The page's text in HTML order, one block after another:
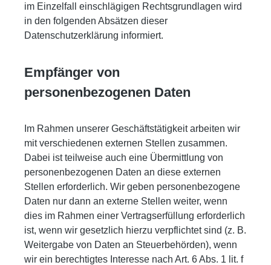
im Einzelfall einschlägigen Rechtsgrundlagen wird
in den folgenden Absätzen dieser
Datenschutzerklärung informiert.
Empfänger von
personenbezogenen Daten
Im Rahmen unserer Geschäftstätigkeit arbeiten wir
mit verschiedenen externen Stellen zusammen.
Dabei ist teilweise auch eine Übermittlung von
personenbezogenen Daten an diese externen
Stellen erforderlich. Wir geben personenbezogene
Daten nur dann an externe Stellen weiter, wenn
dies im Rahmen einer Vertragserfüllung erforderlich
ist, wenn wir gesetzlich hierzu verpflichtet sind (z. B.
Weitergabe von Daten an Steuerbehörden), wenn
wir ein berechtigtes Interesse nach Art. 6 Abs. 1 lit. f